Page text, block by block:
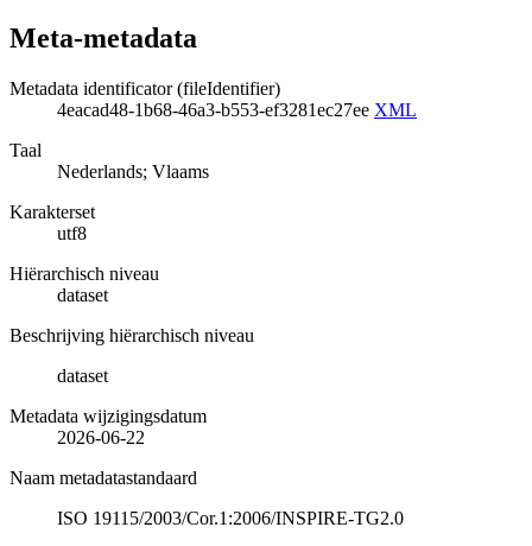
Meta-metadata
Metadata identificator (fileIdentifier)
4eacad48-1b68-46a3-b553-ef3281ec27ee XML
Taal
Nederlands; Vlaams
Karakterset
utf8
Hiërarchisch niveau
dataset
Beschrijving hiërarchisch niveau
dataset
Metadata wijzigingsdatum
2026-06-22
Naam metadatastandaard
ISO 19115/2003/Cor.1:2006/INSPIRE-TG2.0